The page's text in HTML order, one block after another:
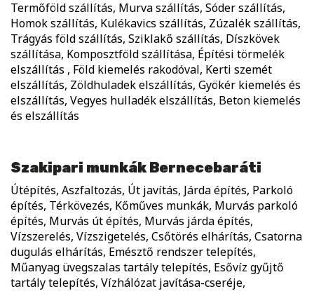
Termőföld szállítás, Murva szállítás, Sóder szállítás,
Homok szállítás, Kulékavics szállítás, Zúzalék szállítás,
Trágyás föld szállítás, Sziklakő szállítás, Díszkövek
szállítása, Komposztföld szállítása, Építési törmelék
elszállítás , Föld kiemelés rakodóval, Kerti szemét
elszállítás, Zöldhuladek elszállítás, Gyökér kiemelés és
elszállítás, Vegyes hulladék elszállítás, Beton kiemelés
és elszállítás
Szakipari munkák Bernecebaráti
Útépítés, Aszfaltozás, Út javítás, Járda építés, Parkoló
építés, Térkövezés, Kőműves munkák, Murvás parkoló
építés, Murvás út építés, Murvás járda építés,
Vízszerelés, Vízszigetelés, Csőtörés elhárítás, Csatorna
dugulás elhárítás, Emésztő rendszer telepítés,
Műanyag üvegszalas tartály telepítés, Esővíz gyűjtő
tartály telepítés, Vízhálózat javítása-cseréje,